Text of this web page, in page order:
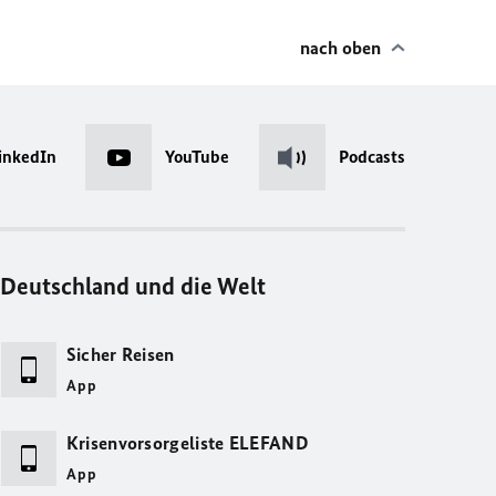
nach oben
YouTube Podcasts
Deutschland und die Welt
Sicher Reisen
App
Krisenvorsorgeliste ELEFAND
App